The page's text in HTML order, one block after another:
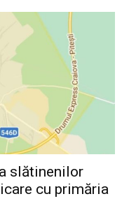
slătinenilor
cu primăria